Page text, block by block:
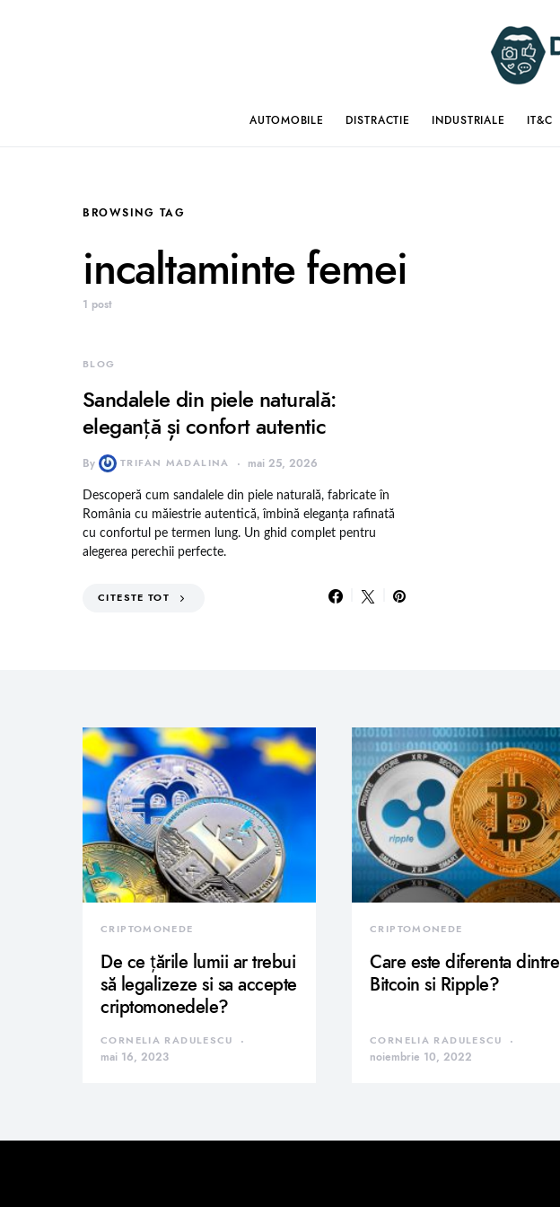
AUTOMOBILE DISTRACTIE INDUSTRIALE IT&C
BROWSING TAG
incaltaminte femei
1 post
BLOG
Sandalele din piele naturală:
eleganță și confort autentic
By TRIFAN MADALINA mai 25, 2026
Descoperă cum sandalele din piele naturală, fabricate în
România cu măiestrie autentică, îmbină eleganța rafinată
cu confortul pe termen lung. Un ghid complet pentru
alegerea perechii perfecte.
CITESTE TOT
CRIPTOMONEDE
De ce țările lumii ar trebui
să legalizeze si sa accepte
criptomonedele?
CORNELIA RADULESCU
mai 16, 2023
CRIPTOMONEDE
Care este diferenta dintre
Bitcoin si Ripple?
CORNELIA RADULESCU
noiembrie 10, 2022